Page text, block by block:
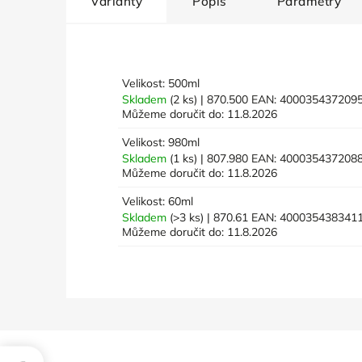
Velikost: 500ml
Skladem (2 ks) | 870.500 EAN:
Můžeme doručit do: 11.8.2026
Velikost: 980ml
Skladem (1 ks) | 807.980 EAN:
Můžeme doručit do: 11.8.2026
Velikost: 60ml
Skladem (>3 ks) | 870.61 EAN:
Můžeme doručit do: 11.8.2026